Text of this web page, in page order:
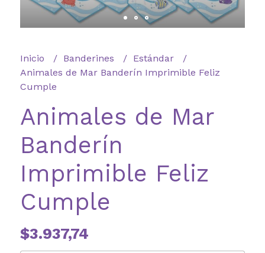
Inicio Banderines
Estándar
Animales de Mar Banderín Imprimible Feliz
Cumple
Animales de Mar
Banderín
Imprimible Feliz
Cumple
$3.937,74